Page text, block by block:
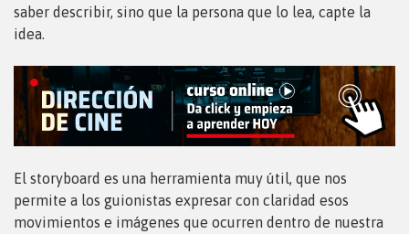
saber describir, sino que la persona que lo lea, capte la
idea.
El storyboard es una herramienta muy útil, que nos
permite a los guionistas expresar con claridad esos
movimientos e imágenes que ocurren dentro de nuestra